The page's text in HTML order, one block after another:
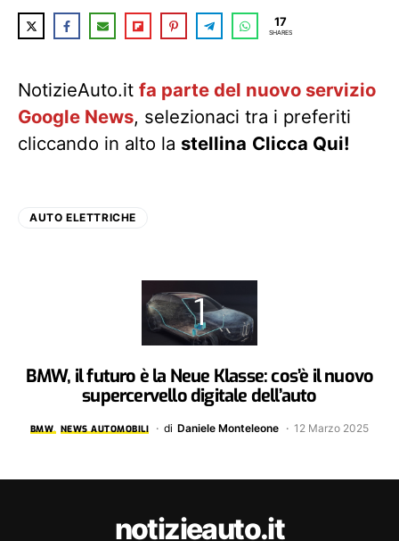
17
SHARES
NotizieAuto.it fa parte del nuovo servizio
Google News, selezionaci tra i preferiti
cliccando in alto la stellina Clicca Qui!
AUTO ELETTRICHE
BMW, il futuro è la Neue Klasse: cos’è il nuovo
supercervello digitale dell’auto
BMW NEWS AUTOMOBILI di Daniele Monteleone 12 Marzo 2025
notizieauto.it